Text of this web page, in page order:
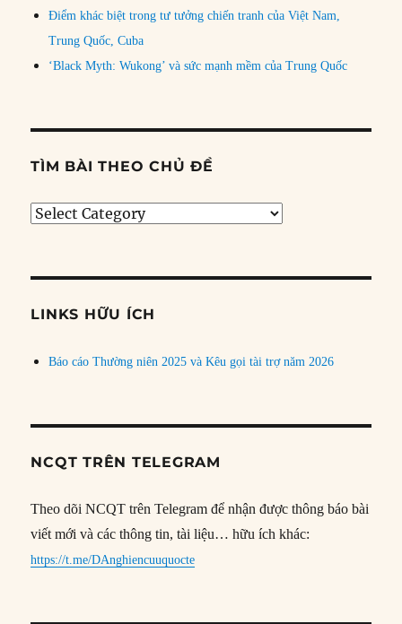
Điểm khác biệt trong tư tưởng chiến tranh của Việt Nam,
Trung Quốc, Cuba
‘Black Myth: Wukong’ và sức mạnh mềm của Trung Quốc
TÌM BÀI THEO CHỦ ĐỀ
Tìm
đề
LINKS HỮU ÍCH
Báo cáo Thường niên 2025 và Kêu gọi tài trợ năm 2026
NCQT TRÊN TELEGRAM
Theo dõi NCQT trên Telegram để nhận được thông báo bài
viết mới và các thông tin, tài liệu… hữu ích khác:
https://t.me/DAnghiencuuquocte